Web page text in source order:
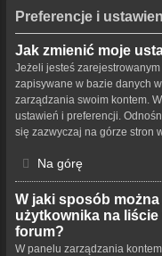
Preferencje i
Jak zmienić moje
Jeżeli jesteś
zapisywane w bazie danych
zarządzania swoim kontem.
ustawień i preferencji.
się zazwyczaj na górze stron
Na górę
W jaki sposób
użytkownika na
forum?
W panelu zarządzania